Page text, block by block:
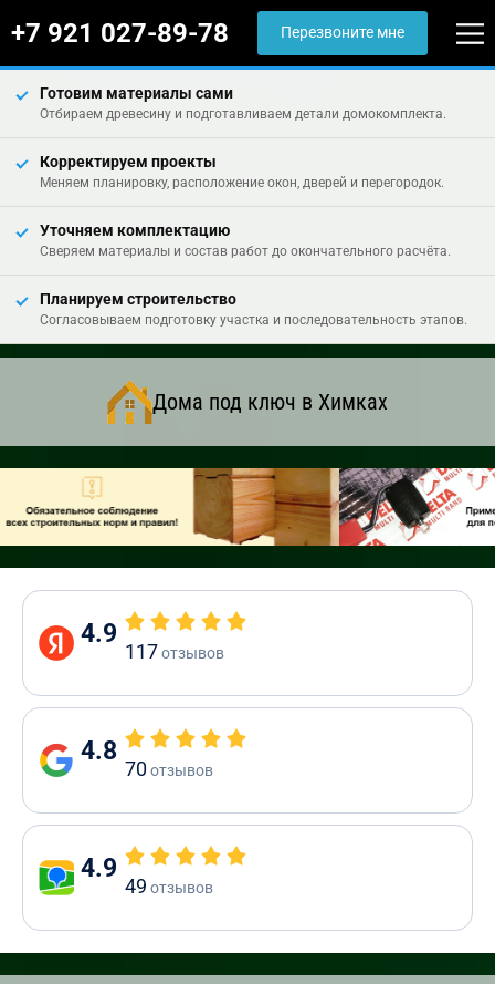
+7 921 027-89-78 Перезвоните мне
Готовим материалы сами
Отбираем древесину и подготавливаем детали домокомплекта.
Корректируем проекты
Меняем планировку, расположение окон, дверей и перегородок.
Уточняем комплектацию
Сверяем материалы и состав работ до окончательного расчёта.
Планируем строительство
Согласовываем подготовку участка и последовательность этапов.
Дома под ключ в Химках
4.9
117отзывов
4.8
70отзывов
4.9
49 отзывов